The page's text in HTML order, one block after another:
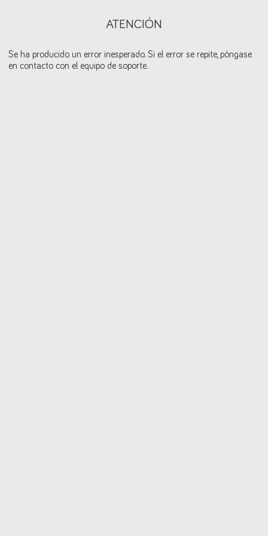
ATENCIÓN
Se ha producido un error inesperado. Si el error se repite, póngase
en contacto con el equipo de soporte.